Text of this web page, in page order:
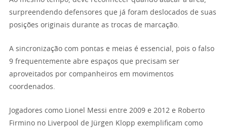
surpreendendo defensores que já foram deslocados de suas
posições originais durante as trocas de marcação.
A sincronização com pontas e meias é essencial, pois o falso
9 frequentemente abre espaços que precisam ser
aproveitados por companheiros em movimentos
coordenados.
Jogadores como Lionel Messi entre 2009 e 2012 e Roberto
Firmino no Liverpool de Jürgen Klopp exemplificam como